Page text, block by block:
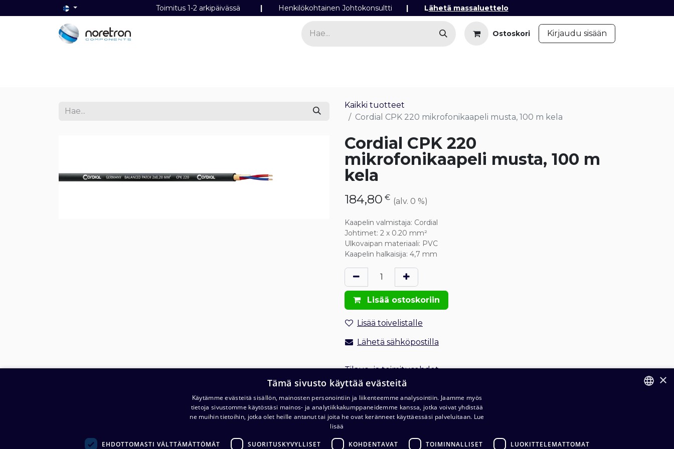
Toimitus 1-2 arkipäivässä | Henkilökohtainen Johtokonsultti | Lähetä massaluettelo​
Ostoskori Kirjaudu sisään
Kaikki tuotteet
Cordial CPK 220 mikrofonikaapeli musta, 100 m kela
Cordial CPK 220
mikrofonikaapeli musta, 100 m
kela
184,80 € (alv. 0 %)
Kaapelin valmistaja: Cordial
Johtimet: 2 x 0.20 mm²
Ulkovaipan materiaali: PVC
Kaapelin halkaisija: 4,7 mm
Lisää ostoskoriin
Lisää toivelistalle
Lähetä sähköpostilla
Tilaus- ja toimitusehdot
Toimitus: 1-2 arkipäivää
Yritys:
×
Tämä sivusto käyttää evästeitä
Käytämme evästeitä sisällön, mainosten personointiin ja liikenteemme analysointiin. Jaamme myös
tietoja sivustomme käytöstäsi mainos- ja analytiikkakumppaneidemme kanssa, jotka voivat yhdistää
ne muihin tietoihin, jotka olet heille antanut tai joita he ovat keränneet käyttäessäsi palveluitaan. Lue
lisää
EHDOTTOMASTI VÄLTTÄMÄTTÖMÄT SUORITUSKYVYLLISET KOHDENTAVAT TOIMINNALLISET LUOKITTELEMATTOMAT